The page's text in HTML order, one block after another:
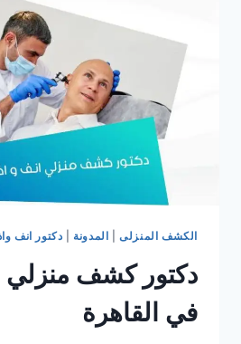
التجمع
الكشف المنزلى| المدونة دكتور انف
دكتور كشف منزلي
في القاهرة